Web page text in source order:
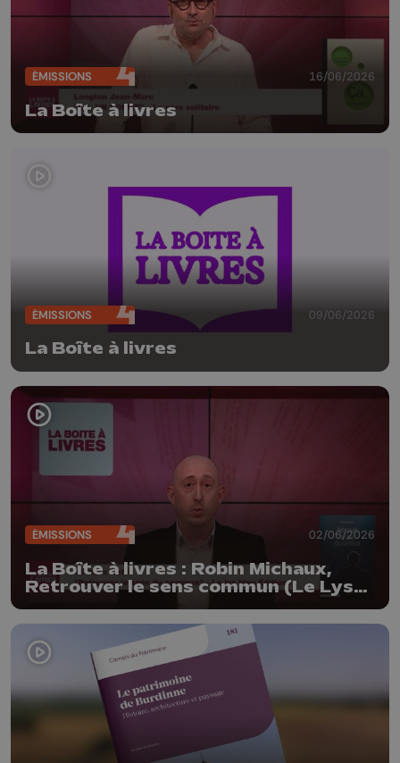
ÉMISSIONS 16/06/2026
La Boîte à livres
ÉMISSIONS 09/06/2026
La Boîte à livres
ÉMISSIONS 02/06/2026
La Boîte à livres : Robin Michaux,
Retrouver le sens commun (Le Lys
bleu Editions)